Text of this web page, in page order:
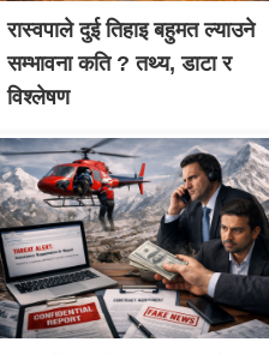
रास्वपाले दुई तिहाइ बहुमत ल्याउने
सम्भावना कति ? तथ्य, डाटा र
विश्लेषण